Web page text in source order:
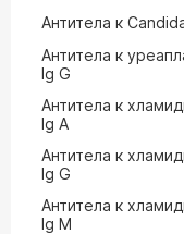
Антитела к
Антитела к
Ig G
Антитела к
Ig A
Антитела к
Ig G
Антитела к
Ig M